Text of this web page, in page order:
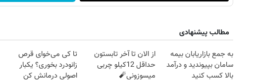
مطالب پیشنهادی
به جمع بازاریابان بیمه
سامان بپیوندید و درآمد
بالا کسب کنید
از الان تا آخر تابستون
حداقل 12کیلو چربی
میسوزونی🧨
تا کی می‌خوای قرص
زانودرد بخوری؟ یکبار
اصولی درمانش کن